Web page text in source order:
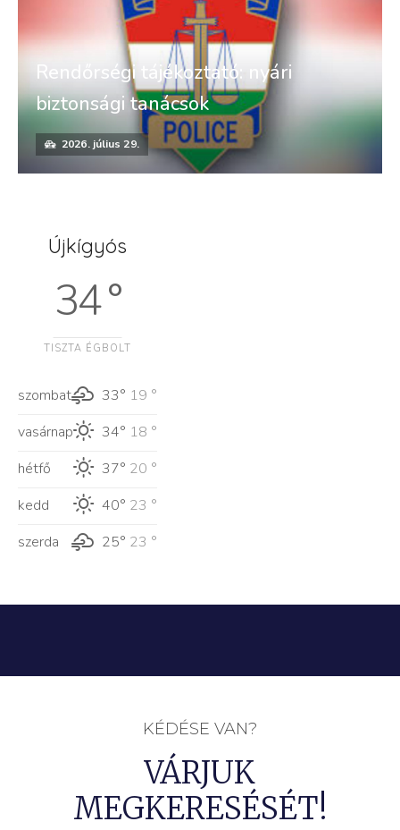
Rendőrségi tájékoztató: nyári
biztonsági tanácsok
2026. július 29.
Újkígyós
34 °
TISZTA ÉGBOLT
szombat 33° 19 °
vasárnap
34° 18 °
hétfő
37° 20 °
kedd
40° 23 °
szerda
25° 23 °
KÉDÉSE VAN?
VÁRJUK
MEGKERESÉSÉT!